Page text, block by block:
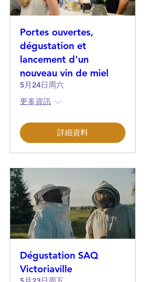
Portes ouvertes,
dégustation et
lancement d'un
nouveau vin de miel
5月24日周六
更多資訊
詳細資料
Dégustation SAQ
Victoriaville